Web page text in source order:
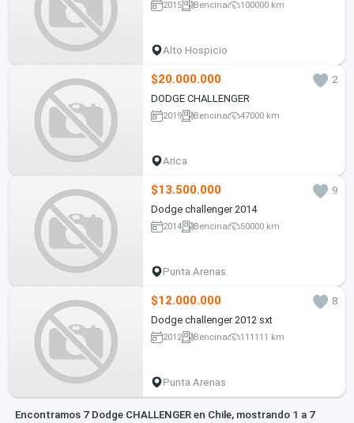
2015 Bencina 100000 km
Alto Hospicio
$20.000.000
2
DODGE CHALLENGER
2019 Bencina 47000 km
Arica
$13.500.000
9
Dodge challenger 2014
2014 Bencina 50000 km
Punta Arenas
$12.000.000
8
Dodge challenger 2012 sxt
2012 Bencina 111111 km
Punta Arenas
Encontramos 7 Dodge CHALLENGER en Chile, mostrando 1 a 7